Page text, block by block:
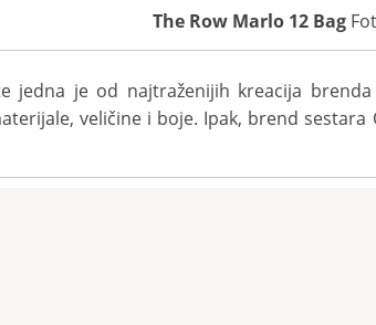
The Row Marlo 12 Bag
jedna je od najtraženijih kreacija
veličine i boje. Ipak, brend